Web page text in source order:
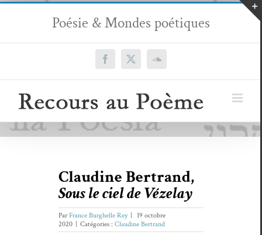
Passer
contenu
Poésie & Mondes poétiques
Facebook
X SoundCloud
Claudine Bertrand,
Sous le ciel de Vézelay
ParFrance Burghelle Rey
19 octobre
2020
Catégories : Claudine Bertrand